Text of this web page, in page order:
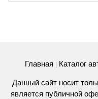
Главная Каталог
Данный сайт носит
является публичной